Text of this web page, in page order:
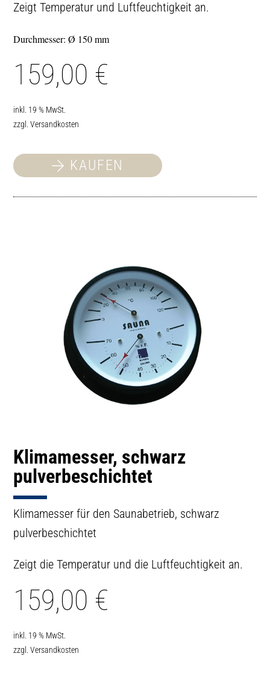
Zeigt Temperatur und Luftfeuchtigkeit an.
Durchmesser: Ø 150 mm
159,00 €
inkl. 19 % MwSt.
zzgl.Versandkosten
KAUFEN
Klimamesser, schwarz
pulverbeschichtet
Klimamesser für den Saunabetrieb, schwarz
pulverbeschichtet
Zeigt die Temperatur und die Luftfeuchtigkeit an.
159,00 €
inkl. 19 % MwSt.
zzgl.Versandkosten